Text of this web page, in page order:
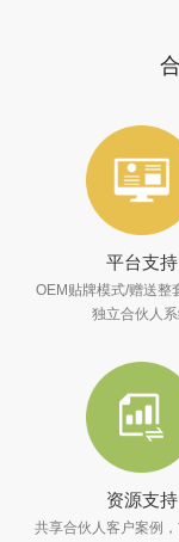
平台支持
OEM贴牌模式/赠送整
独立合伙人
资源支持
共享合伙人客户案例